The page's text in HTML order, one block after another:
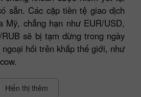
sẵn. Các cặp tiền tệ giao dịch
Mỹ, chẳng hạn như EUR/USD,
sẽ bị tạm dừng trong ngày
hối trên khắp thế giới, như
Hiển thị thêm